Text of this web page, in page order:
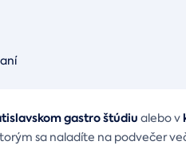
gastro štúdiu alebo v
sa naladíte na podvečer